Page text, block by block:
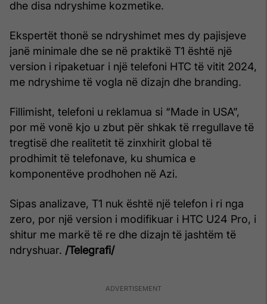
dhe disa ndryshime kozmetike.
Ekspertët thonë se ndryshimet mes dy pajisjeve
janë minimale dhe se në praktikë T1 është një
version i ripaketuar i një telefoni HTC të vitit 2024,
me ndryshime të vogla në dizajn dhe branding.
Fillimisht, telefoni u reklamua si “Made in USA”,
por më vonë kjo u zbut për shkak të rregullave të
tregtisë dhe realitetit të zinxhirit global të
prodhimit të telefonave, ku shumica e
komponentëve prodhohen në Azi.
Sipas analizave, T1 nuk është një telefon i ri nga
zero, por një version i modifikuar i HTC U24 Pro, i
shitur me markë të re dhe dizajn të jashtëm të
ndryshuar. /Telegrafi/